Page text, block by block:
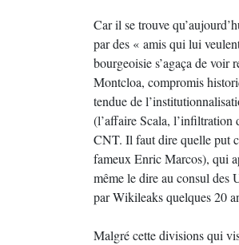
Car il se trouve
par des « amis qui lui
bourgeoisie s’agaça de voir
Montcloa, compromis
tendue de
(l’affaire Scala,
CNT. Il faut dire quelle put
fameux Enric Marcos), qui
même le dire au consul
par Wikileaks quelques 20
Malgré cette divisions qui